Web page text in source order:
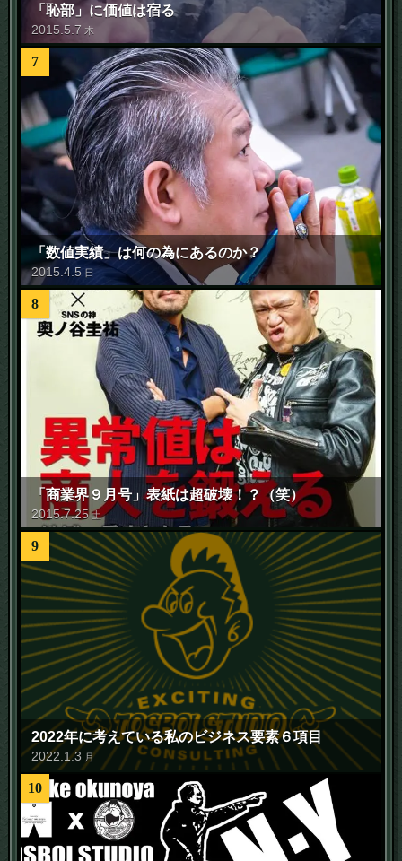
「恥部」に価値は宿る
2015 5 .7 木
7
「数値実績」は何の為にあるのか？
2015 .4 .5 日
8
「商業界９月号」表紙は超破壊！？（笑）
2015.7.25 土
9
2022年に考えている私のビジネス要素６項目
2022 1.3 月
10